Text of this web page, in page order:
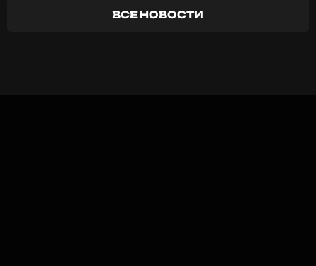
настукивание по столу написать хит. Поэтому
ВСЕ НОВОСТИ